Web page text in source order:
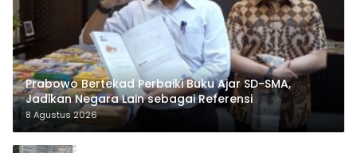
Prabowo Bertekad Perbaiki Buku Ajar SD-SMA,
Jadikan Negara Lain sebagai Referensi
8 Agustus 2026